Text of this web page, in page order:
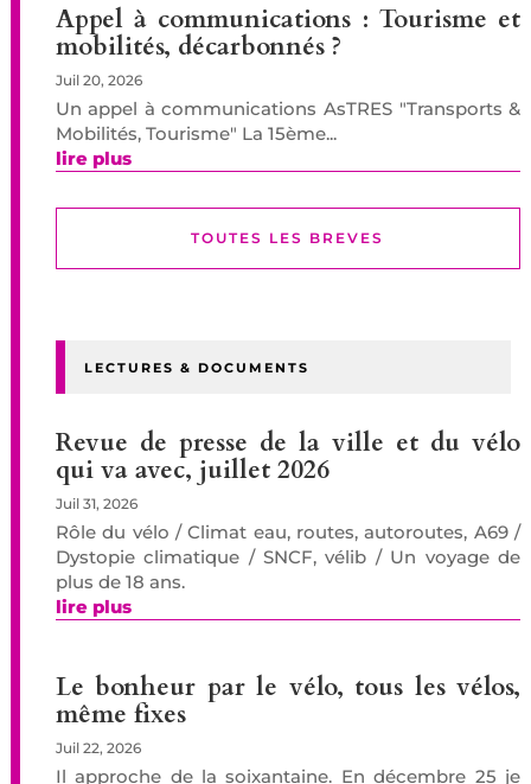
Appel à communications : Tourisme et
mobilités, décarbonnés ?
Juil 20, 2026
Un appel à communications AsTRES "Transports &
Mobilités, Tourisme" La 15ème...
lire plus
TOUTES LES BREVES
LECTURES & DOCUMENTS
Revue de presse de la ville et du vélo
qui va avec, juillet 2026
Juil 31, 2026
Rôle du vélo / Climat eau, routes, autoroutes, A69 /
Dystopie climatique / SNCF, vélib / Un voyage de
plus de 18 ans.
lire plus
Le bonheur par le vélo, tous les vélos,
même fixes
Juil 22, 2026
Il approche de la soixantaine. En décembre 25 je